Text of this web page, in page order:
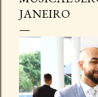
JANEIRO